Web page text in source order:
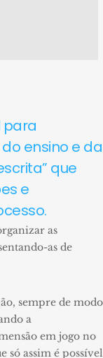
para
ensino e da
que
e
as
as de
sempre de modo
a
em jogo no
só assim é possível